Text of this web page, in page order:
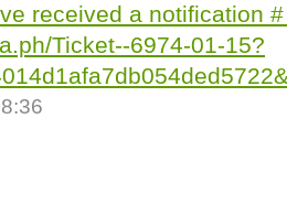
received a notification
Ticket--6974-01-15?